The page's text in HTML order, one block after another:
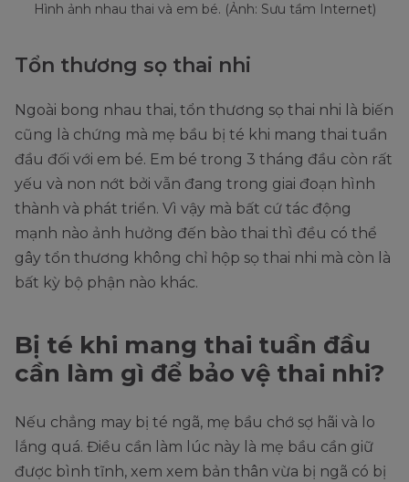
Hình ảnh nhau thai và em bé. (Ảnh: Sưu tầm Internet)
Tổn thương sọ thai nhi
Ngoài bong nhau thai, tổn thương sọ thai nhi là biến
cũng là chứng mà mẹ bầu bị té khi mang thai tuần
đầu đối với em bé. Em bé trong 3 tháng đầu còn rất
yếu và non nớt bởi vẫn đang trong giai đoạn hình
thành và phát triển. Vì vậy mà bất cứ tác động
mạnh nào ảnh hưởng đến bào thai thì đều có thể
gây tổn thương không chỉ hộp sọ thai nhi mà còn là
bất kỳ bộ phận nào khác.
Bị té khi mang thai tuần đầu
cần làm gì để bảo vệ thai nhi?
Nếu chẳng may bị té ngã, mẹ bầu chớ sợ hãi và lo
lắng quá. Điều cần làm lúc này là mẹ bầu cần giữ
được bình tĩnh, xem xem bản thân vừa bị ngã có bị